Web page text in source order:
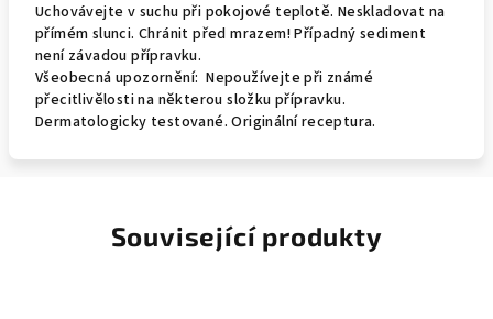
Uchovávejte v suchu při pokojové teplotě. Neskladovat na
přímém slunci. Chránit před mrazem! Případný sediment
není závadou přípravku.
Všeobecná upozornění: Nepoužívejte při známé
přecitlivělosti na některou složku přípravku.
Dermatologicky testované. Originální receptura.
Související produkty